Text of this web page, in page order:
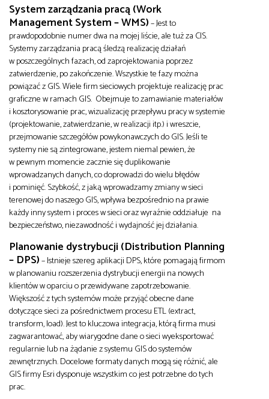
System zarządzania pracą (Work
Management System – WMS)– Jest to
prawdopodobnie numer dwa na mojej liście, ale tuż za CIS.
Systemy zarządzania pracą śledzą realizację działań
w poszczególnych fazach, od zaprojektowania poprzez
zatwierdzenie, po zakończenie. Wszystkie te fazy można
powiązać z GIS. Wiele firm sieciowych projektuje realizację prac
graficzne w ramach GIS. Obejmuje to zamawianie materiałów
i kosztorysowanie prac, wizualizację przepływu pracy w systemie
(projektowanie, zatwierdzanie, w realizacji itp.) i wreszcie,
przejmowanie szczegółów powykonawczych do GIS. Jeśli te
systemy nie są zintegrowane, jestem niemal pewien, że
w pewnym momencie zacznie się duplikowanie
wprowadzanych danych, co doprowadzi do wielu błędów
i pominięć. Szybkość, z jaką wprowadzamy zmiany w sieci
terenowej do naszego GIS, wpływa bezpośrednio na prawie
każdy inny system i proces w sieci oraz wyraźnie oddziałuje na
bezpieczeństwo, niezawodność i wydajność jej działania.
Planowanie dystrybucji (Distribution Planning
– DPS)– Istnieje szereg aplikacji DPS, które pomagają firmom
w planowaniu rozszerzenia dystrybucji energii na nowych
klientów w oparciu o przewidywane zapotrzebowanie.
Większość z tych systemów może przyjąć obecne dane
dotyczące sieci za pośrednictwem procesu ETL (extract,
transform, load). Jest to kluczowa integracja, którą firma musi
zagwarantować, aby wiarygodne dane o sieci wyeksportować
regularnie lub na żądanie z systemu GIS do systemów
zewnętrznych. Docelowe formaty danych mogą się różnić, ale
GIS firmy Esri dysponuje wszystkim co jest potrzebne do tych
prac.